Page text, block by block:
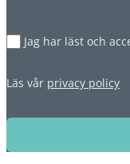
Jag har läst och
Läs vår privacy policy